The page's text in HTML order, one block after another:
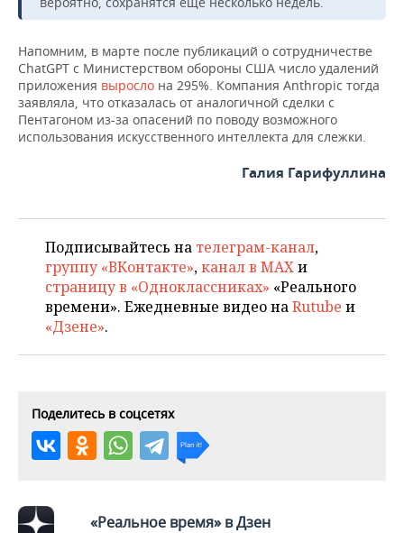
Напомним, в марте после публикаций о сотрудничестве
ChatGPT с Министерством обороны США число удалений
приложения выросло на 295%. Компания Anthropic тогда
заявляла, что отказалась от аналогичной сделки с
Пентагоном из-за опасений по поводу возможного
использования искусственного интеллекта для слежки.
Галия Гарифуллина
Подписывайтесь на телеграм-канал,
группу «ВКонтакте»,канал в MAXи
страницу в «Одноклассниках» «Реального
времени». Ежедневные видео наRutube и
«Дзене».
Поделитесь в соцсетях
«Реальное время» в Дзен